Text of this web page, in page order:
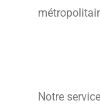
Notre